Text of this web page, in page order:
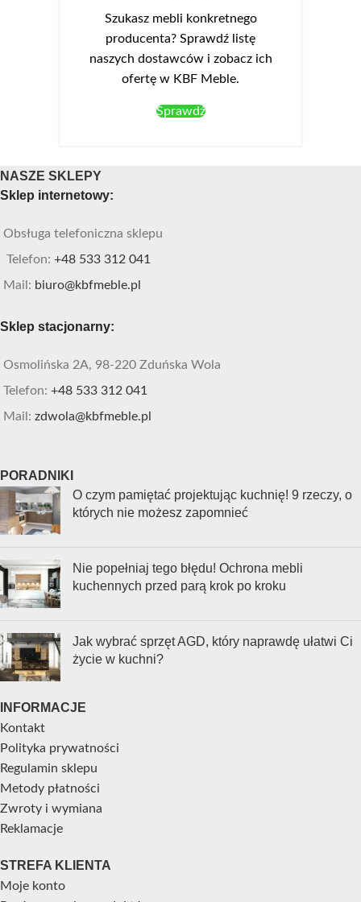
Szukasz mebli konkretnego
producenta? Sprawdź listę
naszych dostawców i zobacz ich
ofertę w KBF Meble.
Sprawdź
NASZE SKLEPY
Sklep internetowy:
Obsługa telefoniczna sklepu
Telefon: +48 533 312 041
Mail: biuro@kbfmeble.pl
Sklep stacjonarny:
Osmolińska 2A, 98-220 Zduńska Wola
Telefon: +48 533 312 041
Mail: zdwola@kbfmeble.pl
PORADNIKI
O czym pamiętać projektując kuchnię! 9 rzeczy, o
których nie możesz zapomnieć
Nie popełniaj tego błędu! Ochrona mebli
kuchennych przed parą krok po kroku
Jak wybrać sprzęt AGD, który naprawdę ułatwi Ci
życie w kuchni?
INFORMACJE
Kontakt
Polityka prywatności
Regulamin sklepu
Metody płatności
Zwroty i wymiana
Reklamacje
STREFA KLIENTA
Moje konto